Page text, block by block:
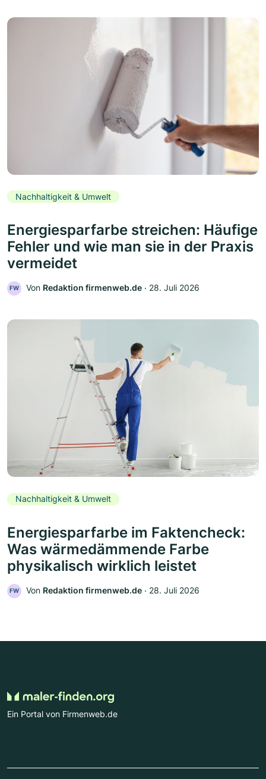
Nachhaltigkeit & Umwelt
Energiesparfarbe streichen: Häufige
Fehler und wie man sie in der Praxis
vermeidet
FW Von Redaktion firmenweb.de ‧ 28. Juli 2026
Nachhaltigkeit & Umwelt
Energiesparfarbe im Faktencheck:
Was wärmedämmende Farbe
physikalisch wirklich leistet
FW Von Redaktion firmenweb.de ‧ 28. Juli 2026
Ein Portal von Firmenweb.de